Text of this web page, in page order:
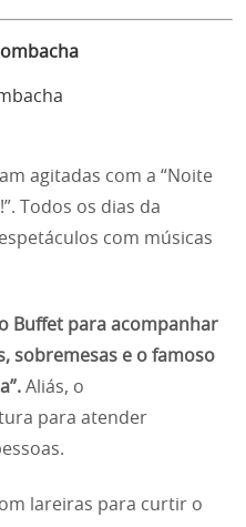
agitadas com a “Noite
Todos os dias da
com músicas
Buffet para acompanhar
sobremesas e o famoso
Aliás, o
para atender
lareiras para curtir o